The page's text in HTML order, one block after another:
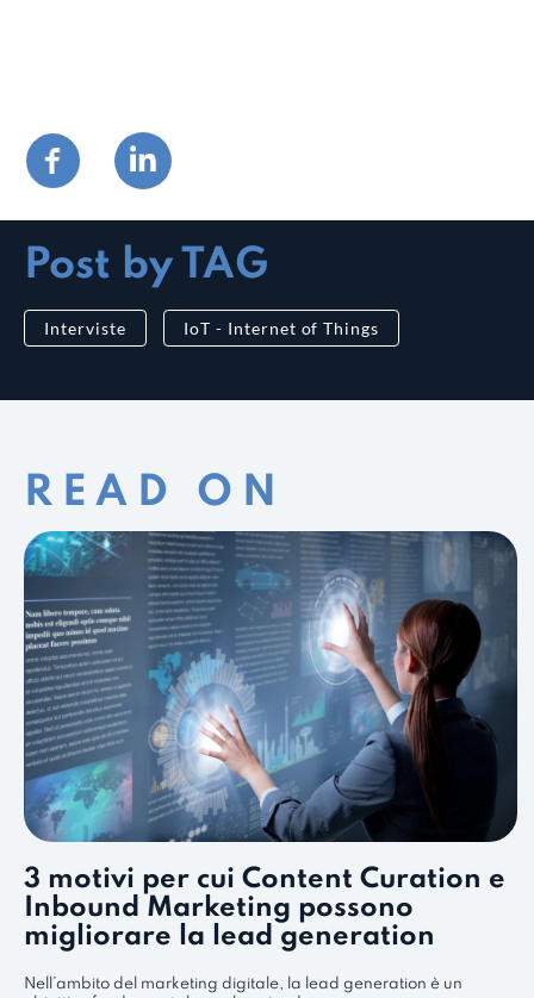
Post by TAG
Interviste IoT - Internet of Things
READ ON
3 motivi per cui Content Curation e
Inbound Marketing possono
migliorare la lead generation
Nell’ambito del marketing digitale, la lead generation è un